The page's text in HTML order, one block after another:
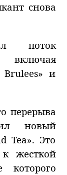
снова
поток
включая
Brulees» и
перерыва
новый
Tea». Это
жесткой
которого